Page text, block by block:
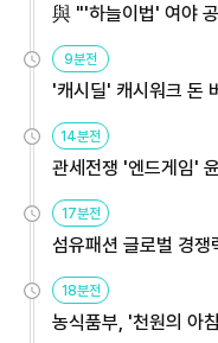
與 "'하늘이법' 여야
9분전
'캐시딜' 캐시워크 돈
14분전
관세전쟁 '엔드게임'
17분전
섬유패션 글로벌 경
18분전
농식품부, '천원의 아